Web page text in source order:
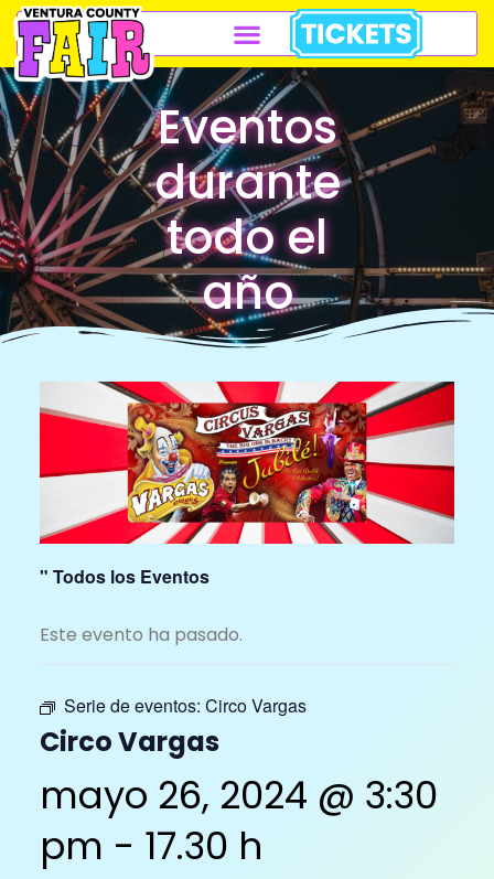
Eventos
durante
todo el
año
" Todos los Eventos
Este evento ha pasado.
Serie de eventos: Circo Vargas
Circo Vargas
mayo 26, 2024 @ 3:30
pm - 17.30 h